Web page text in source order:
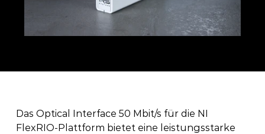
Das Optical Interface 50 Mbit/s für die NI
FlexRIO-Plattform bietet eine leistungsstarke